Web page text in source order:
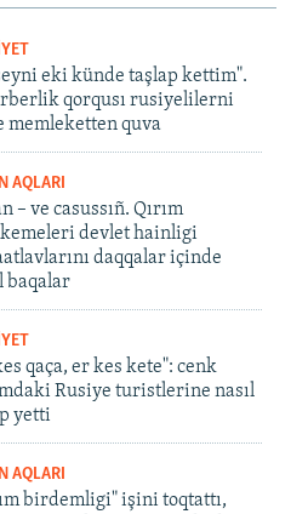
eki künde taşlap kettim".
qorqusı rusiyelilerni
memleketten quva
AQLARI
– ve casussıñ. Qırım
devlet hainligi
daqqalar içinde
baqalar
qaça, er kes kete": cenk
Rusiye turistlerine nasıl
yetti
AQLARI
birdemligi" işini toqtattı,